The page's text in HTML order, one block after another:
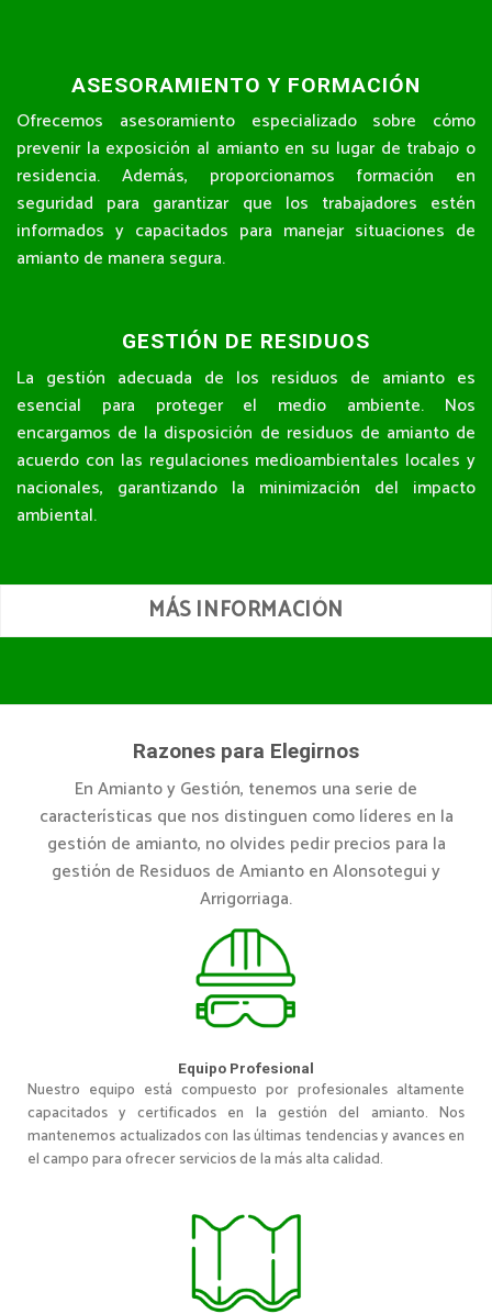
ASESORAMIENTO Y FORMACIÓN
Ofrecemos asesoramiento especializado sobre cómo
prevenir la exposición al amianto en su lugar de trabajo o
residencia. Además, proporcionamos formación en
seguridad para garantizar que los trabajadores estén
informados y capacitados para manejar situaciones de
amianto de manera segura.
GESTIÓN DE RESIDUOS
La gestión adecuada de los residuos de amianto es
esencial para proteger el medio ambiente. Nos
encargamos de la disposición de residuos de amianto de
acuerdo con las regulaciones medioambientales locales y
nacionales, garantizando la minimización del impacto
ambiental.
MÁS INFORMACIÓN
Razones para Elegirnos
En Amianto y Gestión, tenemos una serie de
características que nos distinguen como líderes en la
gestión de amianto, no olvides pedir precios para la
gestión de Residuos de Amianto en Alonsotegui y
Arrigorriaga.
Equipo Profesional
Nuestro equipo está compuesto por profesionales altamente
capacitados y certificados en la gestión del amianto. Nos
mantenemos actualizados con las últimas tendencias y avances en
el campo para ofrecer servicios de la más alta calidad.